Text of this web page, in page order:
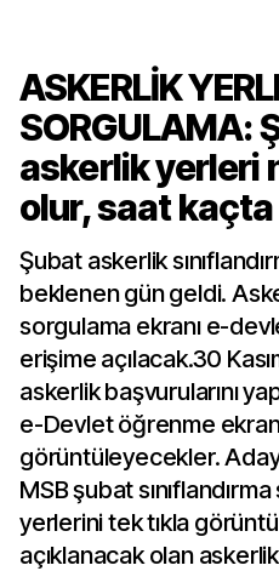
ASKERLİK
SORGULAMA:
askerlik yerleri
olur, saat
Şubat askerlik
beklenen gün geldi.
sorgulama ekranı e-
erişime açılacak.30
askerlik başvurularını
e-Devlet öğrenme
görüntüleyecekler.
MSB şubat
yerlerini tek tıkla
açıklanacak olan